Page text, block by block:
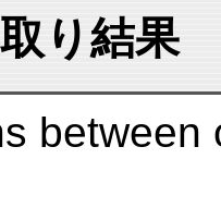
り結果
between